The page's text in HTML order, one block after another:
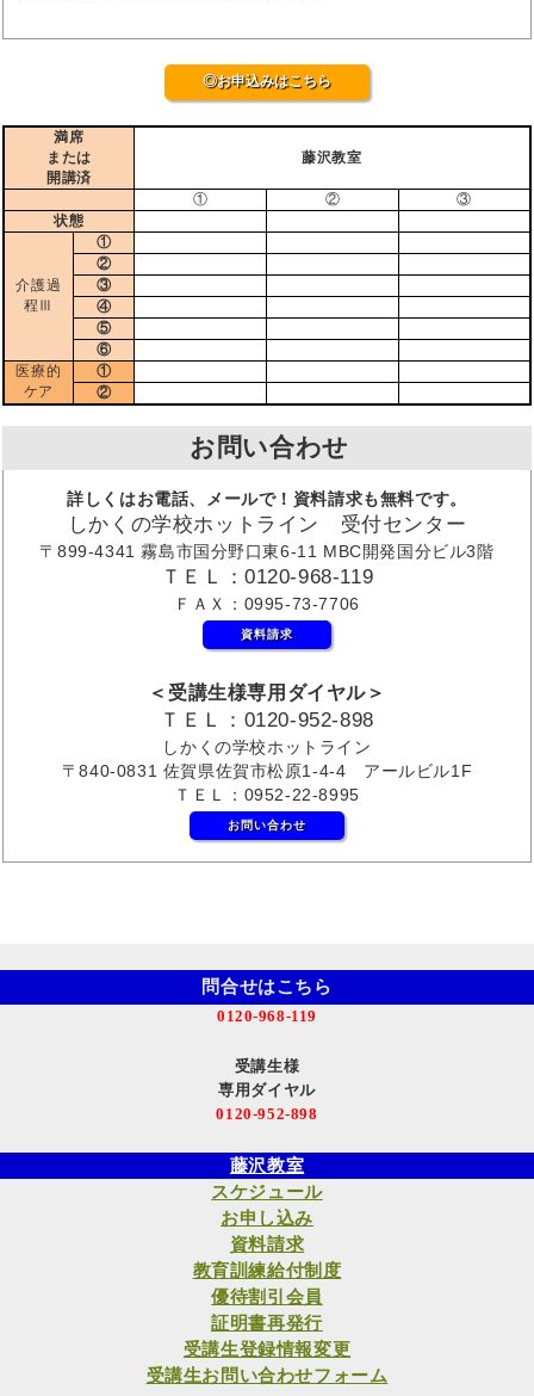
◎お申込みはこちら
満席
または
開講済
藤沢教室
① ②
③
状態
介護過
程Ⅲ
①
②
③
④
⑤
⑥
医療的
ケア
①
②
お問い合わせ
詳しくはお電話、メールで！資料請求も無料です。
しかくの学校ホットライン 受付センター
〒899-4341 霧島市国分野口東6-11 MBC開発国分ビル3階
ＴＥＬ：0120-968-119
ＦＡＸ：0995-73-7706
資料請求
＜受講生様専用ダイヤル＞
ＴＥＬ：0120-952-898
しかくの学校ホットライン
〒840-0831 佐賀県佐賀市松原1-4-4 アールビル1F
ＴＥＬ：0952-22-8995
お問い合わせ
問合せはこちら
0120-968-119
受講生様
専用ダイヤル
0120-952-898
藤沢教室
スケジュール
お申し込み
資料請求
教育訓練給付制度
優待割引会員
証明書再発行
受講生登録情報変更
受講生お問い合わせフォーム